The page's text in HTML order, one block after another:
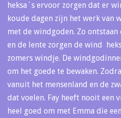
heksa´s ervoor zorgen dat er
koude dagen zijn het werk van
met de windgoden. Zo ontstaan
en de lente zorgen de wind
zomers windje. De
om het goede te bewaken.
vanuit het mensenland en de
dat voelen. Fay heeft nooit een
heel goed om met Emma die